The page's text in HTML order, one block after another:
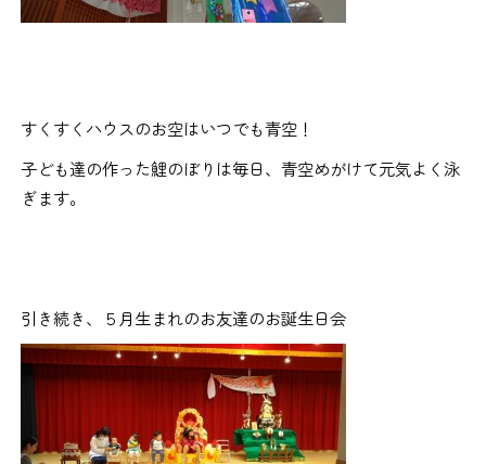
すくすくハウスのお空はいつでも青空！
子ども達の作った鯉のぼりは毎日、青空めがけて元気よく泳
ぎます。
引き続き、５月生まれのお友達のお誕生日会